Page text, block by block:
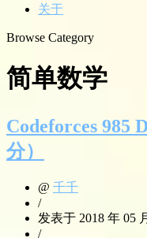
关于
Browse Category
简单数学
Codeforces 985
分）
@ 千千
/
发表于 2018 年 05
/